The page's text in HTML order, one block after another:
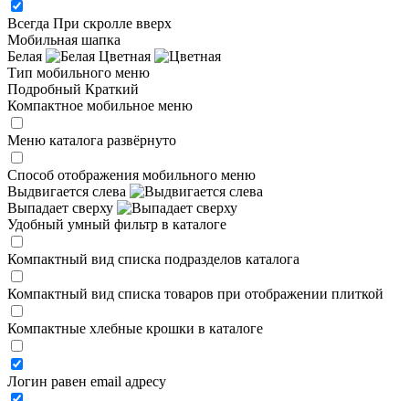
Всегда При скролле вверх
Мобильная шапка
Белая
Цветная
Тип мобильного меню
Подробный Краткий
Компактное мобильное меню
Меню каталога развёрнуто
Способ отображения мобильного меню
Выдвигается слева
Выпадает сверху
Удобный умный фильтр в каталоге
Компактный вид списка подразделов каталога
Компактный вид списка товаров при отображении плиткой
Компактные хлебные крошки в каталоге
Логин равен email адресу